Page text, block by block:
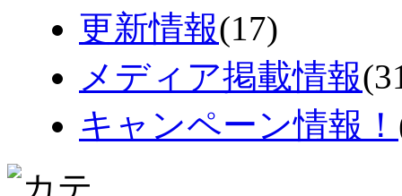
更新情報(17)
メディア掲載情報
キャンペーン情報！